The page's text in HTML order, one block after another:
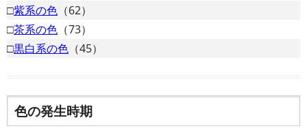
□紫系の色 （62）
□茶系の色 （73）
□黒白系の色 （45）
色の発生時期